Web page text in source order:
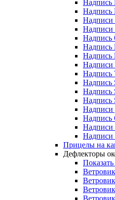
Надпись
Надписи
Надпись
Надпись
Надпись
Надпись
Надпись
Надписи
Надпись
Надписи
Прицелы на
Дефлекторы
Показать